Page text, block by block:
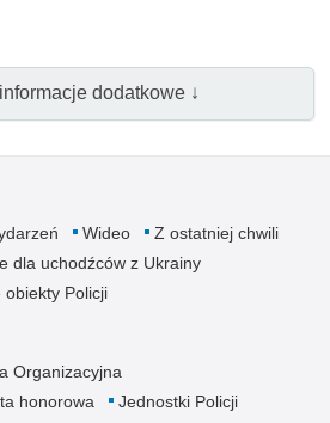
dodatkowe ↓
Wideo
Z ostatniej chwili
dla uchodźców z Ukrainy
Policji
Organizacyjna
honorowa
Jednostki Policji